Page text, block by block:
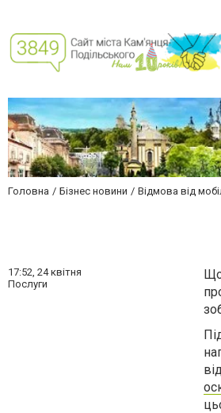
Головна Бізнес новини Відмова від
17:52, 24 квітня
Послуги
Що